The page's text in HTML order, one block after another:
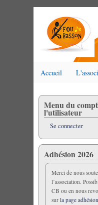
Accueil
Menu du
l'utilisateur
Se connecter
Adhésion 2026
Merci de nous
l’association.
CB ou en nous
surla page